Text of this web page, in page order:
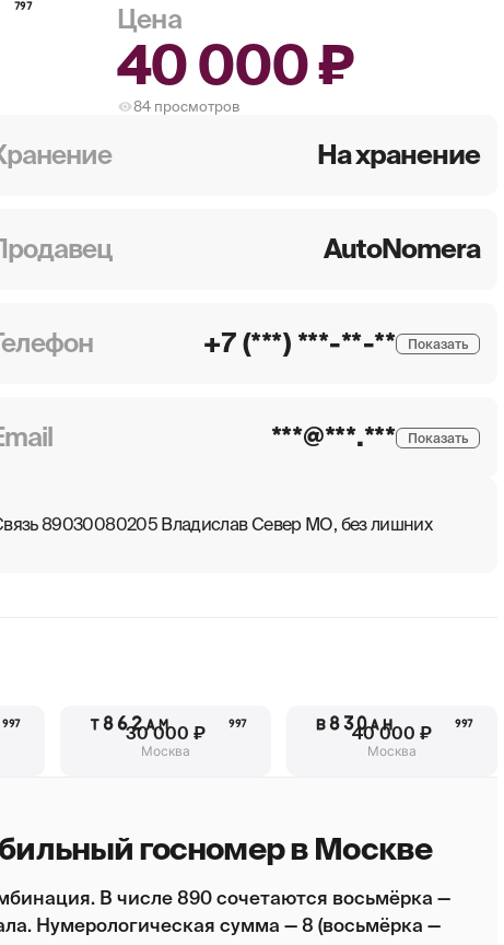
797 Цена
40 000 ₽
84 просмотров
На хранение
AutoNomera
+7 (***) ***-**-** Показать
***@***.*** Показать
89030080205 Владислав Север МО, без лишних
997 Т862АМ 997
30 000 ₽
Москва
В830АН 997
40 000 ₽
Москва
госномер в Москве
В числе 890 сочетаются восьмёрка —
Нумерологическая сумма — 8 (восьмёрка —